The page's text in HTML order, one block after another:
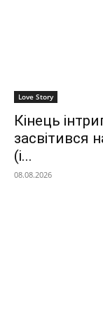
Love Story
Кінець
засвітився
(і...
08.08.2026